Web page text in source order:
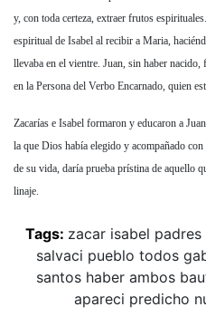
y, con toda certeza, extraer frutos
espiritual de Isabel al recibir a Maria,
llevaba en el vientre. Juan, sin haber
en la Persona del Verbo Encarnado, quien
Zacarías e Isabel formaron y educaron a
la que Dios había elegido y acompañado
de su vida, daría prueba prístina de aquello
linaje.
Tags: zacar isabel padres
salvaci pueblo todos
santos haber ambos
apareci predicho